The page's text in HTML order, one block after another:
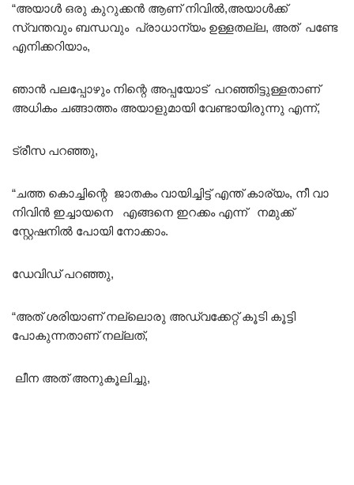
“അയാൾ ഒരു കുറുക്കൻ ആണ് നിവിൽ,അയാൾക്ക്
സ്വന്തവും ബന്ധവും പ്രാധാന്യം ഉള്ളതല്ല, അത് പണ്ടേ
എനിക്കറിയാം,
ഞാൻ പലപ്പോഴും നിന്റെ അപ്പയോട് പറഞ്ഞിട്ടുള്ളതാണ്
അധികം ചങ്ങാത്തം അയാളുമായി വേണ്ടായിരുന്നു എന്ന്,
ട്രീസ പറഞ്ഞു,
“ചത്ത കൊച്ചിന്റെ ജാതകം വായിച്ചിട്ട് എന്ത് കാര്യം, നീ വാ
നിവിൻ ഇച്ചായനെ എങ്ങനെ ഇറക്കം എന്ന് നമുക്ക്
സ്റ്റേഷനിൽ പോയി നോക്കാം.
ഡേവിഡ് പറഞ്ഞു,
“അത് ശരിയാണ് നല്ലൊരു അഡ്വക്കേറ്റ് കൂടി കൂട്ടി
പോകുന്നതാണ് നല്ലത്,
ലീന അത് അനുകൂലിച്ചു,